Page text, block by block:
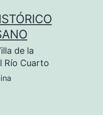
de la
Río Cuarto